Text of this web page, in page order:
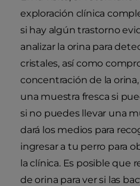
exploración clínica
si hay algún trastorno
analizar la orina para
cristales, así como
concentración de la
una muestra fresca si
si no puedes llevar una
dará los medios para
ingresar a tu perro para
la clínica. Es posible que
de orina para ver si las